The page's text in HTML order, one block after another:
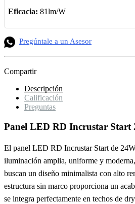
Eficacia: 81lm/W
Pregúntale a un Asesor
Compartir
Descripción
Calificación
Preguntas
Panel LED RD Incrustar Start
El panel LED RD Incrustar Start de
iluminación amplia, uniforme y
buscan un diseño minimalista con alto
estructura sin marco proporciona un
se integra perfectamente en techos de